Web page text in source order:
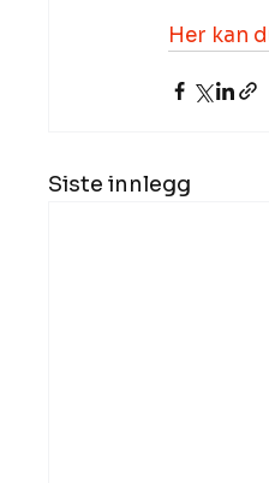
Her kan
Siste innlegg